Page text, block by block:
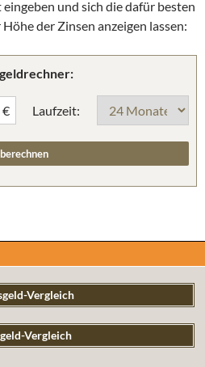
und sich die dafür besten
der Zinsen anzeigen lassen:
€ Laufzeit:
Vergleich
Vergleich